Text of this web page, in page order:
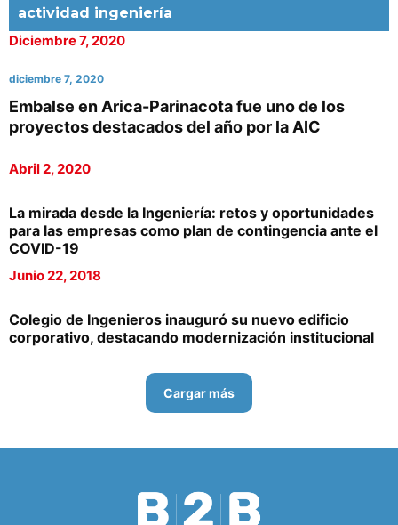
actividad ingeniería
Diciembre 7, 2020
diciembre 7, 2020
Embalse en Arica-Parinacota fue uno de los
proyectos destacados del año por la AIC
Abril 2, 2020
La mirada desde la Ingeniería: retos y oportunidades
para las empresas como plan de contingencia ante el
COVID-19
Junio 22, 2018
Colegio de Ingenieros inauguró su nuevo edificio
corporativo, destacando modernización institucional
Cargar más